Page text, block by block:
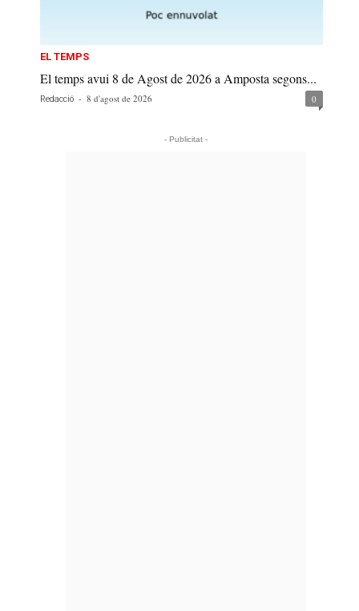
EL TEMPS
El temps avui 8 de Agost de 2026 a Amposta segons...
Redacció - 8 d'agost de 2026 0
- Publicitat -